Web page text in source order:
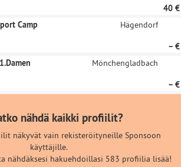
40 €
Camp
Hägendorf
– €
Mönchengladbach
– €
nähdä kaikki profiilit?
näkyvät vain rekisteröityneille Sponsoon
käyttäjille.
nähdäksesi hakuehdoillasi 583 profiilia lisää!